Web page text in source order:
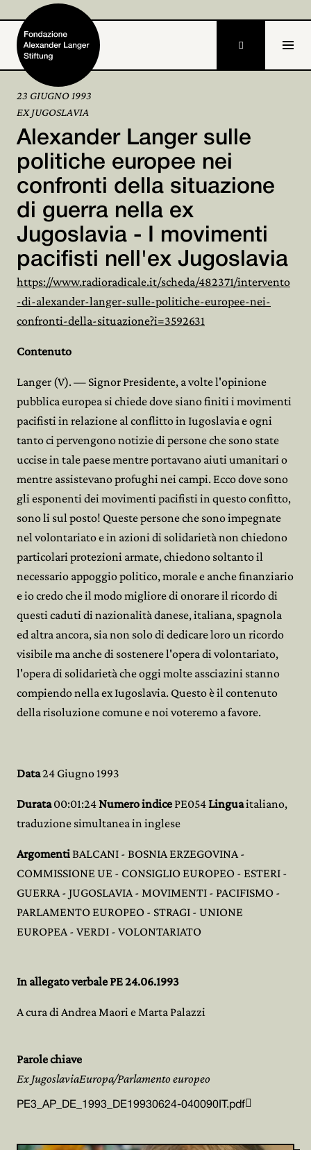
Home
Fondazione
Attività e progetti
Alexander Langer
Archivio
Partecipa 

23 GIUGNO 1993
EX JUGOSLAVIA
Alexander Langer sulle
politiche europee nei
confronti della situazione
di guerra nella ex
Jugoslavia - I movimenti
pacifisti nell'ex Jugoslavia
https://www.radioradicale.it/scheda/482371/intervento
-di-alexander-langer-sulle-politiche-europee-nei-
confronti-della-situazione?i=3592631
Contenuto
Langer (V). — Signor Presidente, a volte l'opinione
pubblica europea si chiede dove siano finiti i movimenti
pacifisti in relazione al conflitto in Iugoslavia e ogni
tanto ci pervengono notizie di persone che sono state
uccise in tale paese mentre portavano aiuti umanitari o
mentre assistevano profughi nei campi. Ecco dove sono
gli esponenti dei movimenti pacifisti in questo confitto,
sono li sul posto! Queste persone che sono impegnate
nel volontariato e in azioni di solidarietà non chiedono
particolari protezioni armate, chiedono soltanto il
necessario appoggio politico, morale e anche finanziario
e io credo che il modo migliore di onorare il ricordo di
questi caduti di nazionalità danese, italiana, spagnola
ed altra ancora, sia non solo di dedicare loro un ricordo
visibile ma anche di sostenere l'opera di volontariato,
l'opera di solidarietà che oggi molte assciazini stanno
compiendo nella ex Iugoslavia. Questo è il contenuto
della risoluzione comune e noi voteremo a favore.
Data24 Giugno 1993
Durata00:01:24Numero indice PE054Linguaitaliano,
traduzione simultanea in inglese
ArgomentiBALCANI - BOSNIA ERZEGOVINA -
COMMISSIONE UE - CONSIGLIO EUROPEO - ESTERI -
GUERRA - JUGOSLAVIA - MOVIMENTI - PACIFISMO -
PARLAMENTO EUROPEO - STRAGI - UNIONE
EUROPEA - VERDI - VOLONTARIATO
In allegato verbale PE 24.06.1993
A cura di Andrea Maori e Marta Palazzi
Parole chiave
Ex JugoslaviaEuropa/Parlamento europeo
PE3_AP_DE_1993_DE19930624-040090IT.pdf